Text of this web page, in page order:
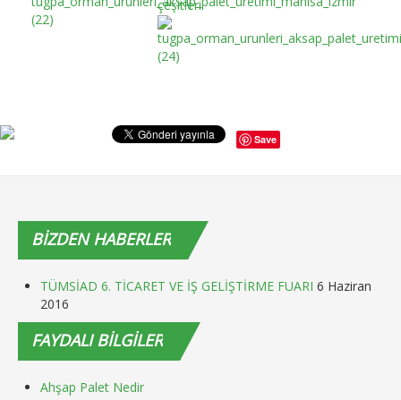
Save
BIZDENHABERLER
TÜMSİAD 6. TİCARET VE İŞ GELİŞTİRME FUARI 6 Haziran
2016
FAYDALIBİLGİLER
Ahşap Palet Nedir